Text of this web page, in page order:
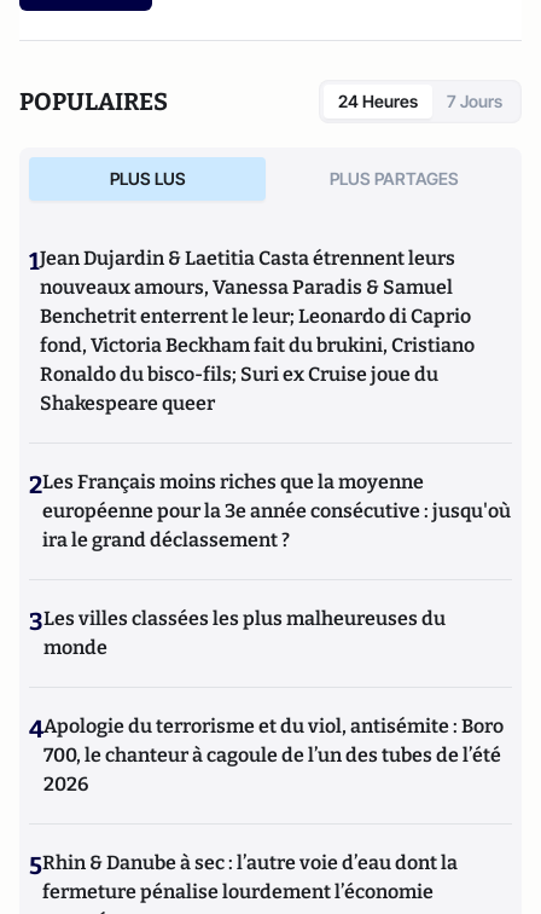
chez le même éditeur.
POPULAIRES 24 Heures 7 Jours
PLUS LUS PLUS PARTAGES
1Jean Dujardin & Laetitia Casta étrennent leurs
nouveaux amours, Vanessa Paradis & Samuel
Benchetrit enterrent le leur; Leonardo di Caprio
fond, Victoria Beckham fait du brukini, Cristiano
Ronaldo du bisco-fils; Suri ex Cruise joue du
Shakespeare queer
2Les Français moins riches que la moyenne
européenne pour la 3e année consécutive : jusqu'où
ira le grand déclassement ?
3Les villes classées les plus malheureuses du
monde
4Apologie du terrorisme et du viol, antisémite : Boro
700, le chanteur à cagoule de l’un des tubes de l’été
2026
5Rhin & Danube à sec : l’autre voie d’eau dont la
fermeture pénalise lourdement l’économie